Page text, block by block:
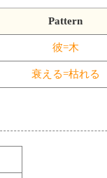
Pattern
彼=木
衰える=枯れる